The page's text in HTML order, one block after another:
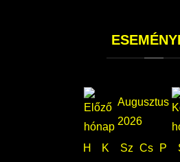
Augusztus
2026
H K Sz Cs P